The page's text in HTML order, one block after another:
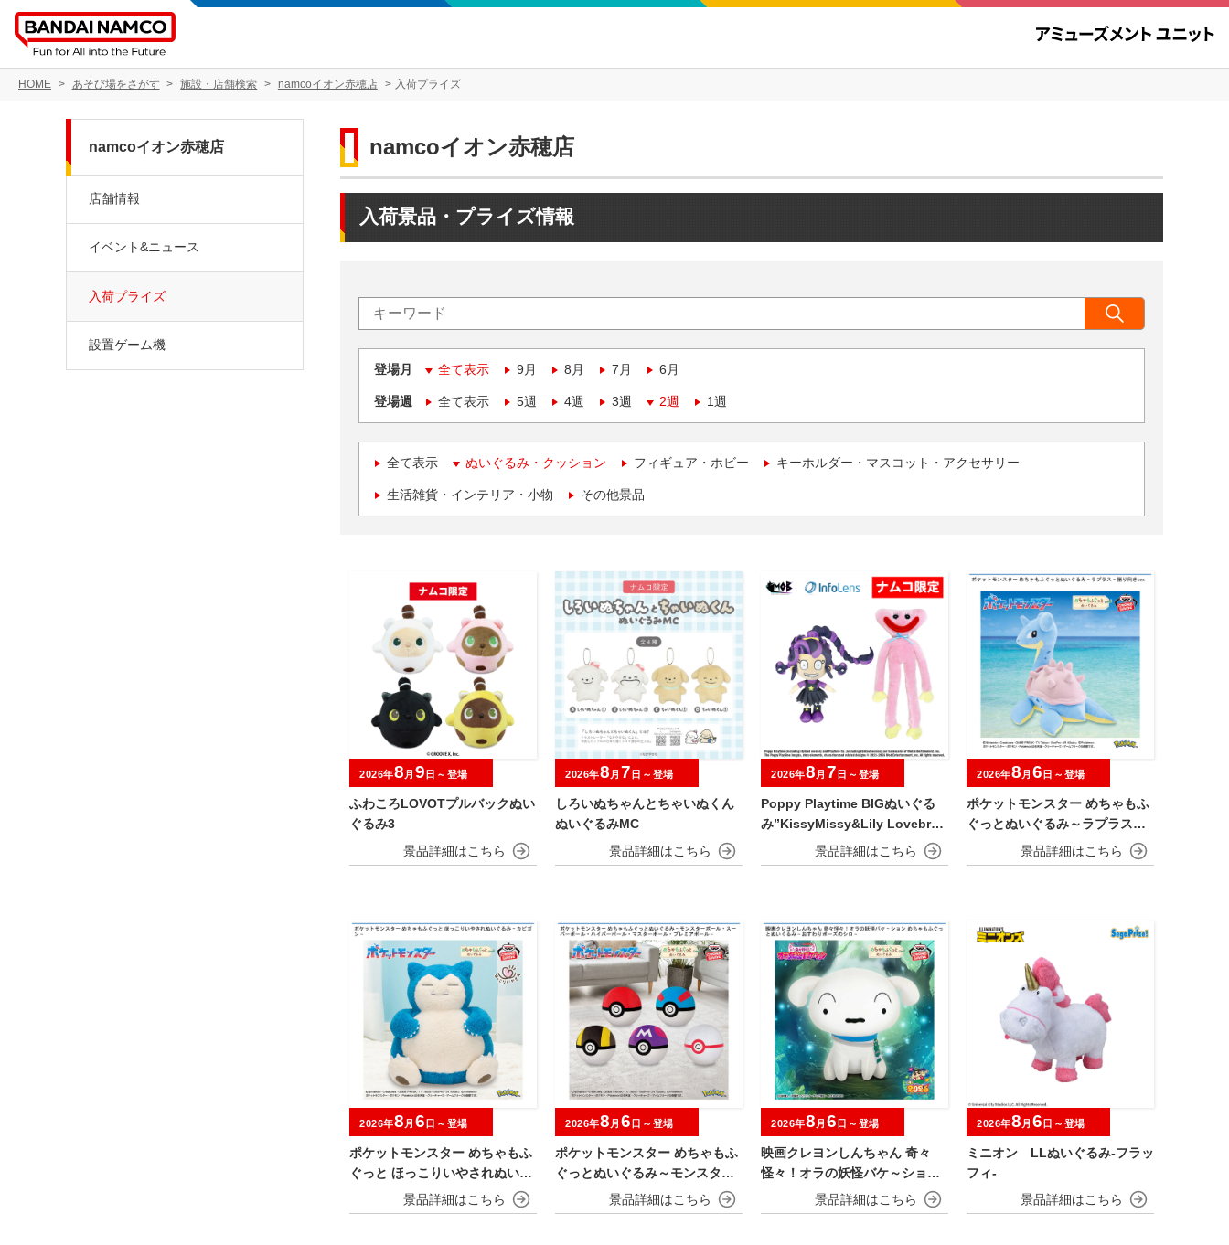
HOME あそび場をさがす 施設・店舗検索 namcoイオン赤穂店 入荷プライズ
namcoイオン赤穂店
入荷景品・プライズ情報
登場月 全て表示 9月 8月 7月 6月
登場週 全て表示 5週 4週 3週 2週 1週
全て表示 ぬいぐるみ・クッション フィギュア・ホビー キーホルダー・マスコット・アクセサリー
生活雑貨・インテリア・小物 その他景品
ふわころLOVOTプルバックぬい
ぐるみ3
2026年8 月 9 日～登場
しろいぬちゃんとちゃいぬくん
ぬいぐるみMC
2026年8 月 7 日～登場
Poppy Playtime BIGぬいぐる
み”KissyMissy&Lily Lovebrai
2026年8 月 7 日～登場
ポケットモンスター めちゃもふ
ぐっとぬいぐるみ～ラプラス～
振り向きver.
2026年8 月 6 日～登場
ポケットモンスター めちゃもふ
ぐっと ほっこりいやされぬいぐ
るみ～カビゴン～
2026年8 月 6 日～登場
ポケットモンスター めちゃもふ
ぐっとぬいぐるみ～モンスター
ボール・スーパーボール・ハイ
パーボール・マスターボール・
2026年8 月 6 日～登場
映画クレヨンしんちゃん 奇々
怪々！オラの妖怪バケ～ション
めちゃもふぐっとぬいぐるみ～
おすわりポーズのシロ～
2026年8 月 6 日～登場
ミニオン LLぬいぐるみ‐フラッ
フィ‐
2026年8 月 6 日～登場
namcoイオン赤穂店
店舗情報
イベント&ニュース
入荷プライズ
設置ゲーム機